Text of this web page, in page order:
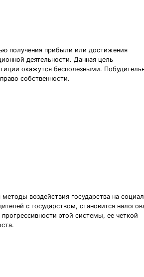
получения прибыли или достижения
деятельности. Данная цель
окажутся бесполезными.
собственности.
воздействия государства на
с государством, становится
этой системы, ее четкой